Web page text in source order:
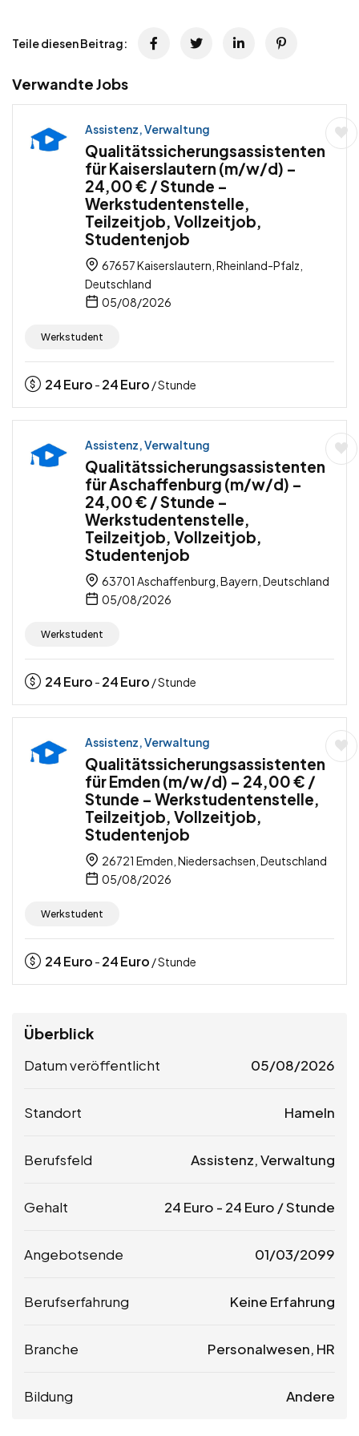
Teile diesen Beitrag:
Verwandte Jobs
Assistenz, Verwaltung
Qualitätssicherungsassistenten
für Kaiserslautern (m/w/d) –
24,00 € / Stunde –
Werkstudentenstelle,
Teilzeitjob, Vollzeitjob,
Studentenjob
67657 Kaiserslautern, Rheinland-Pfalz,
Deutschland
05/08/2026
Werkstudent
24Euro - 24Euro / Stunde
Assistenz, Verwaltung
Qualitätssicherungsassistenten
für Aschaffenburg (m/w/d) –
24,00 € / Stunde –
Werkstudentenstelle,
Teilzeitjob, Vollzeitjob,
Studentenjob
63701 Aschaffenburg, Bayern, Deutschland
05/08/2026
Werkstudent
24Euro - 24Euro / Stunde
Assistenz, Verwaltung
Qualitätssicherungsassistenten
für Emden (m/w/d) – 24,00 € /
Stunde – Werkstudentenstelle,
Teilzeitjob, Vollzeitjob,
Studentenjob
26721 Emden, Niedersachsen, Deutschland
05/08/2026
Werkstudent
24Euro - 24Euro / Stunde
Überblick
Datum veröffentlicht 05/08/2026
Standort Hameln
Berufsfeld Assistenz, Verwaltung
Gehalt 24 Euro - 24 Euro / Stunde
Angebotsende 01/03/2099
Berufserfahrung Keine Erfahrung
Branche Personalwesen, HR
Bildung Andere